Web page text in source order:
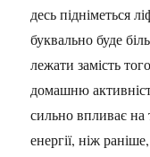
десь підніметься
буквально буде
лежати замість
домашню
сильно впливає
енергії, ніж